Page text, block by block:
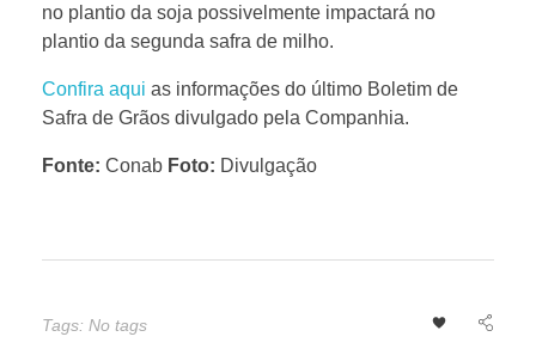
b
e
s
no plantio da soja possivelmente impactará no
plantio da segunda safra de milho.
Confira aqui as informações do último Boletim de
Safra de Grãos divulgado pela Companhia.
Fonte: Conab Foto: Divulgação
Tags: No tags